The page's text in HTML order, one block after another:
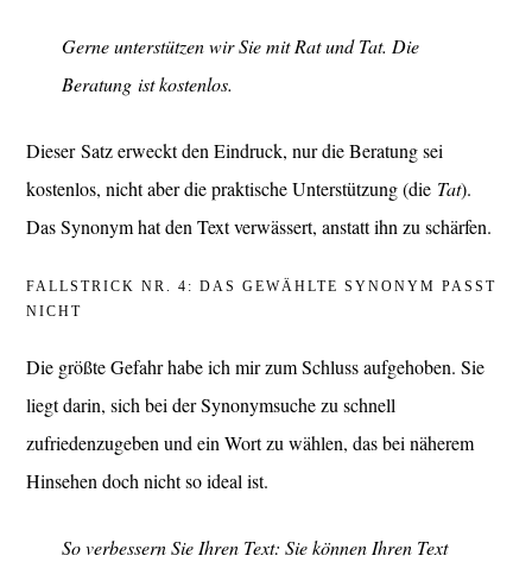
Gerne unterstützen wir Sie mit Rat und Tat. Die
Beratung ist kostenlos.
Dieser Satz erweckt den Eindruck, nur die Beratung sei
kostenlos, nicht aber die praktische Unterstützung (die Tat).
Das Synonym hat den Text verwässert, anstatt ihn zu schärfen.
FALLSTRICK NR. 4: DAS GEWÄHLTE SYNONYM PASST
NICHT
Die größte Gefahr habe ich mir zum Schluss aufgehoben. Sie
liegt darin, sich bei der Synonymsuche zu schnell
zufriedenzugeben und ein Wort zu wählen, das bei näherem
Hinsehen doch nicht so ideal ist.
So verbessern Sie Ihren Text: Sie können Ihren Text